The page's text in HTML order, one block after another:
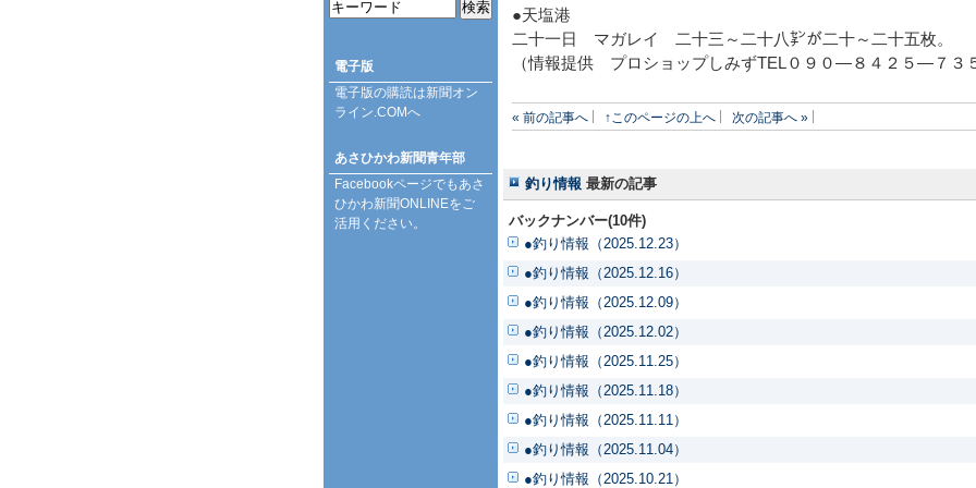
●天塩港
二十一日 マガレイ 二十三～二十八㌢が二十～二十五枚。
（情報提供 プロショップしみずTEL０９０―８４２５―７３
« 前の記事へ ↑このページの上へ 次の記事へ »
釣り情報 最新の記事
バックナンバー(10件)
●釣り情報（2025.12.23）
●釣り情報（2025.12.16）
●釣り情報（2025.12.09）
●釣り情報（2025.12.02）
●釣り情報（2025.11.25）
●釣り情報（2025.11.18）
●釣り情報（2025.11.11）
●釣り情報（2025.11.04）
●釣り情報（2025.10.21）
電子版
電子版の購読は新聞オン
ライン.COMへ
あさひかわ新聞青年部
Facebookページでもあさ
ひかわ新聞ONLINEをご
活用ください。